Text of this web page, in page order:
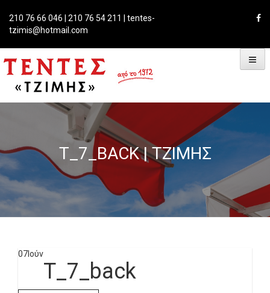
content
210 76 66 046 | 210 76 54 211 | tentes-
tzimis@hotmail.com
T_7_BACK | ΤΖΊΜΗΣ
07Ιούν
T_7_back